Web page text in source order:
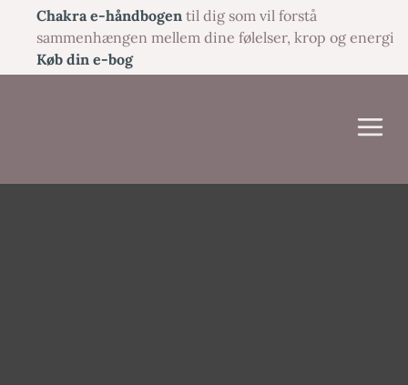
indholdet
Chakra e-håndbogen til dig som vil forstå
sammenhængen mellem dine følelser, krop og energi
Køb din e-bog